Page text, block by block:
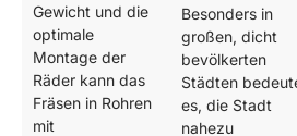
Gewicht und die
optimale
Montage der
Räder kann das
Fräsen in Rohren
mit
Besonders in
großen, dicht
bevölkerten
Städten
es, die Stadt
nahezu